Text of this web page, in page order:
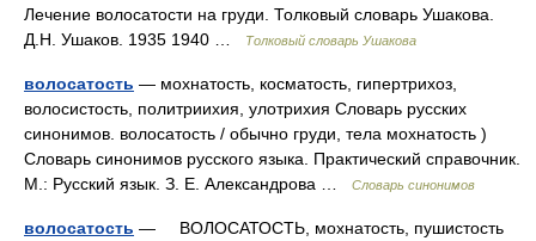
Лечение волосатости на груди. Толковый словарь Ушакова.
Д.Н. Ушаков. 1935 1940 …
Толковый словарь Ушакова
волосатость — мохнатость, косматость, гипертрихоз,
волосистость, политриихия, улотрихия Словарь русских
синонимов. волосатость / обычно груди, тела мохнатость )
Словарь синонимов русского языка. Практический справочник.
М.: Русский язык. З. Е. Александрова …
Словарь синонимов
волосатость — ВОЛОСАТОСТЬ, мохнатость, пушистость